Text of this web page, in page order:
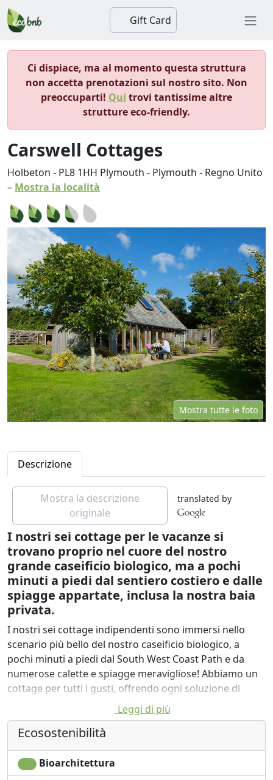
Gift Card
Ci dispiace, ma al momento questa struttura
non accetta prenotazioni sul nostro sito. Non
preoccuparti! Qui trovi tantissime altre
strutture eco-friendly.
Carswell Cottages
Holbeton - PL8 1HH Plymouth - Plymouth - Regno Unito
– Mostra la località
Mostra tutte le foto
Descrizione
Mostra la descrizione
originale
translated by
I nostri sei cottage per le vacanze si
trovano proprio nel cuore del nostro
grande caseificio biologico, ma a pochi
minuti a piedi dal sentiero costiero e dalle
spiagge appartate, inclusa la nostra baia
privata.
I nostri sei cottage indipendenti sono immersi nello
scenario più bello del nostro caseificio biologico, a
pochi minuti a piedi dal South West Coast Path e da
numerose calette e spiagge meravigliose! Abbiamo un
cottage per tutti i gusti, offrendo ogni soluzione di
alloggio da un romantico rifugio per due a una
splendida fattoria georgiana con 11 posti letto.
deliziosi cestini alimentari pieni di prodotti da fornitori
biologici locali.
Leggi di più
Ecosostenibilità
Bioarchitettura